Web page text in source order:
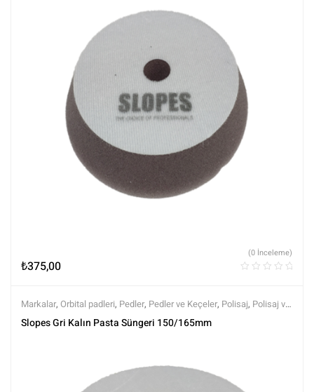
₺375,00
(0 İnceleme)
Markalar, Orbital padleri, Pedler, Pedler ve Keçeler, Polisaj, Polisaj ve
Parlatma,Rotary Padleri, Slopes,Tüm Ürünler,Tüm Ürünler
Slopes Gri Kalın Pasta Süngeri 150/165mm